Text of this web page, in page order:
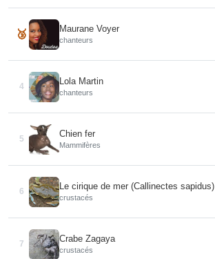
🥉 Maurane Voyer
chanteurs
4
Lola Martin
chanteurs
5
Chien fer
Mammifères
6
Le cirique de mer (Callinectes sapidus)
crustacés
7
Crabe Zagaya
crustacés